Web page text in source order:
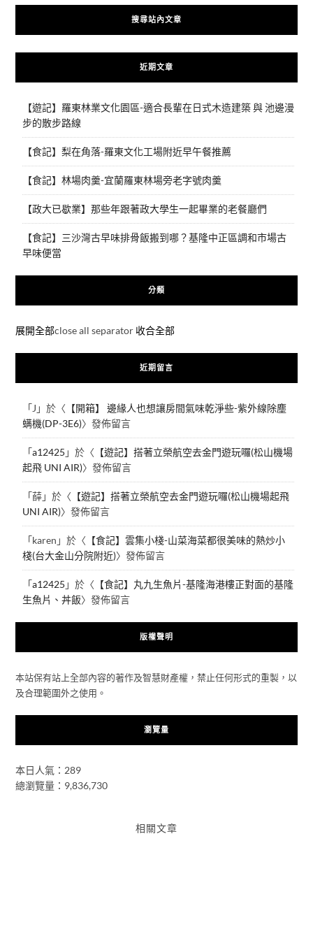
搜尋站內文章
近期文章
【遊記】羅東林業文化園區-適合長輩在日式木造建築 與 池邊漫
步的散步路線
【食記】梨在角落-羅東文化工場附近早午餐推薦
【食記】林場肉羹-宜蘭羅東林場旁老字號肉羹
【政大已歇業】那些年跟著政大學生一起畢業的老餐廳們
【食記】三沙灣古早味排骨飯搬到哪？基隆中正區調和市場古
早味便當
分類
展開全部close all separator 收合全部
近期留言
「J 」於〈 【開箱】 邊緣人也想讓房間氣味乾淨些-紫外線除塵
螨機(DP-3E6)〉發佈留言
「a12425 」於〈 【遊記】搭著立榮航空去金門遊玩囉(松山機場
起飛 UNI AIR)〉發佈留言
「薛」於〈 【遊記】搭著立榮航空去金門遊玩囉(松山機場起飛
UNI AIR)〉發佈留言
「karen 」於〈 【食記】雲集小棧-山菜海菜都很美味的熱炒小
棧(台大金山分院附近)〉發佈留言
「a12425 」於〈 【食記】丸九生魚片-基隆海港樓正對面的基隆
生魚片、丼飯〉發佈留言
版權聲明
本站保有站上全部內容的著作及智慧財產權，禁止任何形式的重製，以
及合理範圍外之使用。
瀏覽量
本日人氣：289
總瀏覽量：9,836,730
相關文章